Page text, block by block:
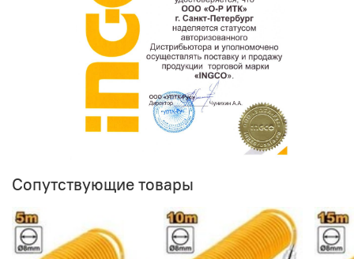
Сопутствующие товары